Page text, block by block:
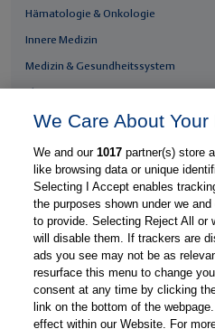
Hämatologie & Onkologie
Innere Medizin
Medizin & Gesundheitssystem
Über Thieme Praxis
Kostenlos registrieren
Fachzugang freischalten
Feedback geben
E-Mail-Newsletter
Whatsapp-Newsletter
Thieme Praxis App
We Care About
We and our1017 partner(s) store
like browsing data or unique
Selecting I Accept enables
the purposes shown under we
to provide. Selecting Reject All or
will disable them. If trackers are
ads you see may not be as
resurface this menu to change
consent at any time by clicking
link on the bottom of the
effect within our Website. For